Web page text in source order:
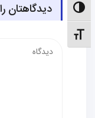
حالت کنتراست بالا
تنظیم اندازهٔ فونت
دیدگاهتان